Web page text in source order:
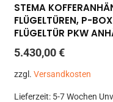
STEMA
FLÜGELTÜREN, P-
FLÜGELTÜR PKW
5.430,00€
zzgl. Versandkosten
Lieferzeit: 5-7 Wochen